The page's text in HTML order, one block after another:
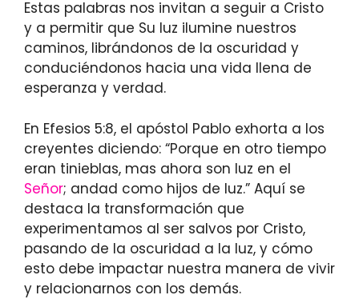
Estas palabras nos invitan a seguir a Cristo
y a permitir que Su luz ilumine nuestros
caminos, librándonos de la oscuridad y
conduciéndonos hacia una vida llena de
esperanza y verdad.
En Efesios 5:8, el apóstol Pablo exhorta a los
creyentes diciendo: “Porque en otro tiempo
eran tinieblas, mas ahora son luz en el
Señor; andad como hijos de luz.” Aquí se
destaca la transformación que
experimentamos al ser salvos por Cristo,
pasando de la oscuridad a la luz, y cómo
esto debe impactar nuestra manera de vivir
y relacionarnos con los demás.